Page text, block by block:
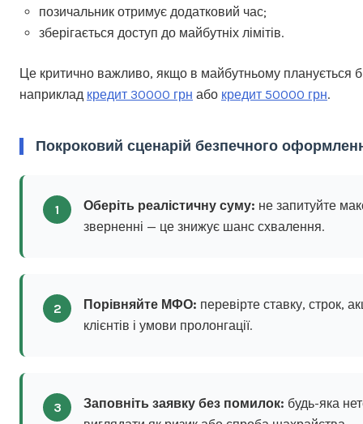
позичальник отримує додатковий час;
зберігається доступ до майбутніх лімітів.
Це критично важливо, якщо в майбутньому планується
наприклад кредит 30000 грн або кредит 50000 грн.
Покроковий сценарій безпечного
1 Оберіть реалістичну суму: не запитуйте
зверненні — це знижує шанс схвалення.
2 Порівняйте МФО: перевірте ставку, строк,
клієнтів і умови пролонгації.
3 Заповніть заявку без помилок: будь-яка